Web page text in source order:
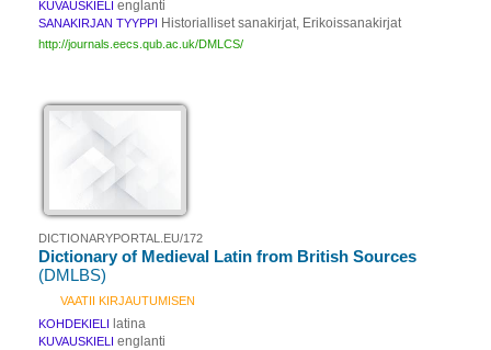
KUVAUSKIELI englanti
SANAKIRJAN TYYPPI Historialliset sanakirjat, Erikoissanakirjat
http://journals.eecs.qub.ac.uk/DMLCS/
DICTIONARYPORTAL.EU/172
Dictionary of Medieval Latin from British Sources
(DMLBS)
VAATII KIRJAUTUMISEN
KOHDEKIELI latina
KUVAUSKIELI englanti